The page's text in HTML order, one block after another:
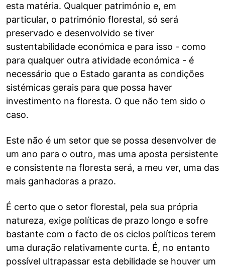
esta matéria. Qualquer património e, em
particular, o património florestal, só será
preservado e desenvolvido se tiver
sustentabilidade económica e para isso - como
para qualquer outra atividade económica - é
necessário que o Estado garanta as condições
sistémicas gerais para que possa haver
investimento na floresta. O que não tem sido o
caso.
Este não é um setor que se possa desenvolver de
um ano para o outro, mas uma aposta persistente
e consistente na floresta será, a meu ver, uma das
mais ganhadoras a prazo.
É certo que o setor florestal, pela sua própria
natureza, exige políticas de prazo longo e sofre
bastante com o facto de os ciclos políticos terem
uma duração relativamente curta. É, no entanto
possível ultrapassar esta debilidade se houver um